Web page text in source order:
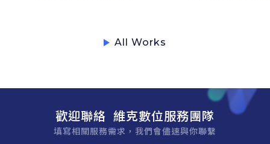
歡迎聯絡 維克數位服務團隊
填寫相關服務需求，我們會儘速與你聯繫